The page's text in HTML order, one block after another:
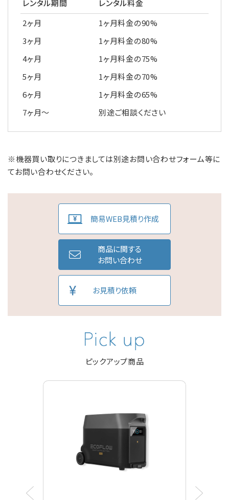
レンタル期間
レンタル料金
2ヶ月
1ヶ月料金の90%
3ヶ月
1ヶ月料金の80%
4ヶ月
1ヶ月料金の75%
5ヶ月
1ヶ月料金の70%
6ヶ月
1ヶ月料金の65%
7ヶ月～
別途ご相談ください
※機器買い取りにつきましては別途お問い合わせフォーム等に
てお問い合わせください。
簡易WEB見積り作成
商品に関する
お問い合わせ
お見積り依頼
ピックアップ商品